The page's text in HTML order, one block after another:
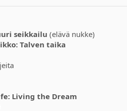
seikkailu (elävä nukke)
Talven taika
Living the Dream